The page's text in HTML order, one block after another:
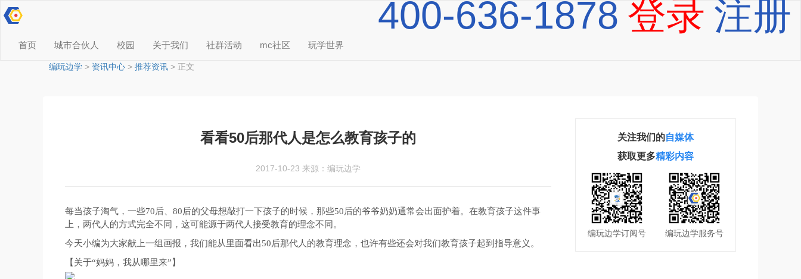
注册
登录
400-636-1878
首页 城市合伙人 校园 关于我们 社群活动 mc社区 玩学世界
编玩边学 > 资讯中心 > 推荐资讯 > 正文
看看50后那代人是怎么教育孩子的
2017-10-23 来源：编玩边学
每当孩子淘气，一些70后、80后的父母想敲打一下孩子的时候，那些50后的爷爷奶奶通常会出面护着。在教育孩子这件事
上，两代人的方式完全不同，这可能源于两代人接受教育的理念不同。
今天小编为大家献上一组画报，我们能从里面看出50后那代人的教育理念，也许有些还会对我们教育孩子起到指导意义。
【关于“妈妈，我从哪里来”】
关注我们的自媒体
获取更多精彩内容
编玩边学订阅号 编玩边学服务号